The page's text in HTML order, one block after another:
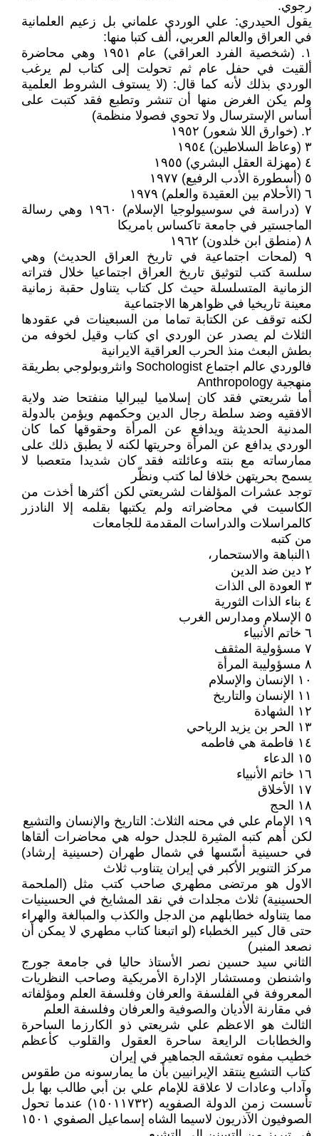
رجوي.
يقول الحيدري: علي الوردي علماني بل زعيم العلمانية
في العراق والعالم العربي، ألف كتبا منها:
١. (شخصية الفرد العراقي) عام ١٩٥١ وهي محاضرة
ألقيت في حفل عام ثم تحولت إلى كتاب لم يرغب
الوردي بذلك لأنه كما قال: (لا يستوف الشروط العلمية
ولم يكن الغرض منها أن تنشر وتطبع فقد كتبت على
أساس الإسترسال ولا تحوي فصولا منظمة)
٢. (خوارق اللا شعور) ١٩٥٢
٣ (وعاظ السلاطين) ١٩٥٤
٤ (مهزلة العقل البشري) ١٩٥٥
٥ (أسطورة الأدب الرفيع) ١٩٧٧
٦ (الأحلام بين العقيدة والعلم) ١٩٧٩
٧ (دراسة في سوسيولوجيا الإسلام) ١٩٦٠ وهي رسالة
الماجستير في جامعة تاكساس بامريكا
٨ (منطق ابن خلدون) ١٩٦٢
٩ (لمحات اجتماعية في تاريخ العراق الحديث) وهي
سلسة كتب لتوثيق تاريخ العراق اجتماعيا خلال فتراته
الزمانية المتسلسلة حيث كل كتاب يتناول حقبة زمانية
معينة تاريخيا في ظواهرها الاجتماعية
لكنه توقف عن الكتابة تماما من السبعينات في عقودها
الثلاث لم يصدر عن الوردي اي كتاب وقيل لخوفه من
بطش البعث منذ الحرب العراقية الايرانية
فالوردي عالم اجتماع Sochologist وانثروبولوجي بطريقة
منهجية Anthropology
أما شريعتي فقد كان إسلاميا ليبراليا منفتحا ضد ولاية
الافقيه وضد سلطة رجال الدين وحكمهم ويؤمن بالدولة
المدنية الحديثة ويدافع عن المرأة وحقوقها كما كان
الوردي يدافع عن المرأة وحريتها لكنه لا يطبق ذلك على
ممارساته مع بنته وعائلته فقد كان شديدا متعصبا لا
يسمح بحريتهن خلافا لما كتب ونظّر
توجد عشرات المؤلفات لشريعتي لكن أكثرها أخذت من
الكاسيت في محاضراته ولم يكتبها بقلمه إلا النادزر
كالمراسلات والدراسات المقدمة للجامعات
من كتبه
١النباهة والاستحمار،
٢ دين ضد الدين
٣ العودة الى الذات
٤ بناء الذات الثورية
٥ الإسلام ومدارس الغرب
٦ خاتم الأنبياء
٧ مسؤولية المثقف
٨ مسؤوليبة المرأة
١٠ الإنسان والإسلام
١١ الإنسان والتاريخ
١٢ الشهادة
١٣ الحر بن يزيد الرياحي
١٤ فاطمة هي فاطمه
١٥ الدعاء
١٦ خاتم الأنبياء
١٧ الأخلاق
١٨ الحج
١٩ الإمام علي في محنه الثلاث: التاريخ والإنسان والتشيع
لكن أهم كتبه المثيرة للجدل حوله هي محاضرات ألقاها
في حسينية أسّسها في شمال طهران (حسينية إرشاد)
مركز التنوير الأكبر في إيران يتناوب ثلاث
الاول هو مرتضى مطهري صاحب كتب مثل (الملحمة
الحسينية) ثلاث مجلدات في نقد المشايخ في الحسينيات
مما يتناوله خطابلهم من الدجل والكذب والمبالغة والهراء
حتى قال كبير الخطباء (لو اتبعنا كتاب مطهري لا يمكن أن
نصعد المنبر)
الثاني سيد حسين نصر الأستاذ حاليا في جامعة جورج
واشنطن ومستشار الإدارة الأمريكية وصاحب النظريات
المعروفة في الفلسفة والعرفان وفلسفة العلم ومؤلفاته
في مقارنة الأديان والصوفية والعرفان وفلسفة العلم
الثالث هو الاعظم علي شريعتي ذو الكارزما الساحرة
والخطابات الرايعة ساحرة العقول والقلوب كأعظم
خطيب مفوه تعشقه الجماهير في إيران
كتاب التشيع ينتقد الإيرانيين بأن ما يمارسونه من طقوس
وآداب وعادات لا علاقة للإمام علي بن أبي طالب بها بل
تأسست زمن الدولة الصفويه (١٥٠١١٧٣٢) عندما تحول
الصوفيون الآذريون لاسيما الشاه إسماعيل الصفوي ١٥٠١